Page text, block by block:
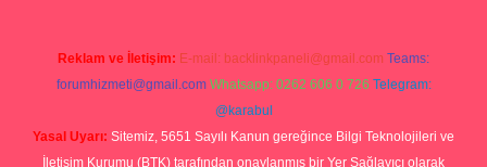
Reklam ve İletişim: E-mail: backlinkpaneli@gmail.com Teams:
forumhizmeti@gmail.com Whatsapp: 0262 606 0 726 Telegram:
@karabul
Yasal Uyarı: Sitemiz, 5651 Sayılı Kanun gereğince Bilgi Teknolojileri ve
İletişim Kurumu (BTK) tarafından onaylanmış bir Yer Sağlayıcı olarak